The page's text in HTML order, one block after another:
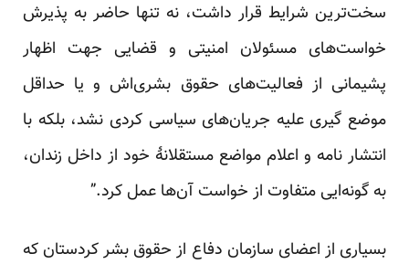
سخت‌ترین شرایط قرار داشت، نه تنها حاضر به پذیرش
خواست‌های مسئولان امنیتی و قضایی جهت اظهار
پشیمانی از فعالیت‌های حقوق بشری‌اش و یا حداقل
موضع گیری علیه جریان‌های سیاسی کردی نشد، بلکه با
انتشار نامه و اعلام مواضع مستقلانهٔ خود از داخل زندان،
به گونه‌ایی متفاوت از خواست آن‌ها عمل کرد.”
بسیاری از اعضای سازمان دفاع از حقوق بشر کردستان که